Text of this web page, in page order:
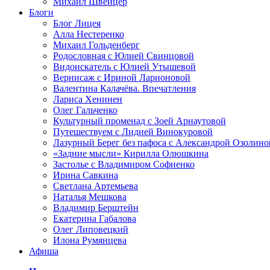
Блоги
Блог Лицея
Алла Нестеренко
Михаил Гольденберг
Родословная с Юлией Свинцовой
Видоискатель с Юлией Утышевой
Вернисаж с Ириной Ларионовой
Валентина Калачёва. Впечатления
Лариса Хенинен
Олег Гальченко
Культурный променад с Зоей Арнаутовой
Путешествуем с Лидией Винокуровой
Лазурный Берег без пафоса с Александрой
«Задние мысли» Кирилла Олюшкина
Застолье с Владимиром Софиенко
Ирина Савкина
Светлана Артемьева
Наталья Мешкова
Владимир Берштейн
Екатерина Габалова
Олег Липовецкий
Илона Румянцева
Афиша